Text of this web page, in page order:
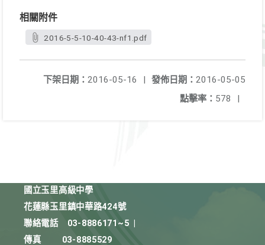
相關附件
2016-5-5-10-40-43-nf1.pdf
發佈日期： 2016-05-05
下架日期： 2016-05-16
|
點擊率： 578 |
國立玉里高級中學
花蓮縣玉里鎮中華路424號
聯絡電話
03-8886171~5
傳真
03-8885529